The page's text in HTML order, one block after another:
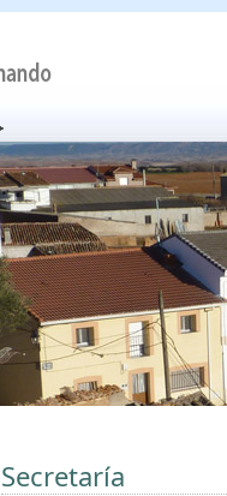
Secretaría